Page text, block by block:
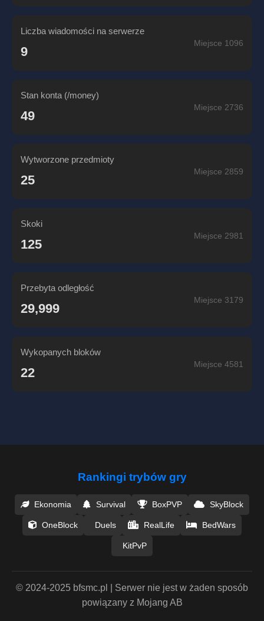
Liczba wiadomości na serwerze
9
Miejsce 1096
Stan konta (/money)
49
Miejsce 2736
Wytworzone przedmioty
25
Miejsce 2859
Skoki
125
Miejsce 2981
Przebyta odległość
29,999
Miejsce 3179
Wykopanych bloków
22
Miejsce 4581
Rankingi trybów gry
Ekonomia Survival BoxPVP SkyBlock
OneBlock Duels RealLife BedWars
KitPvP
© 2024-2025 bfsmc.pl | Serwer nie jest w żaden sposób
powiązany z Mojang AB